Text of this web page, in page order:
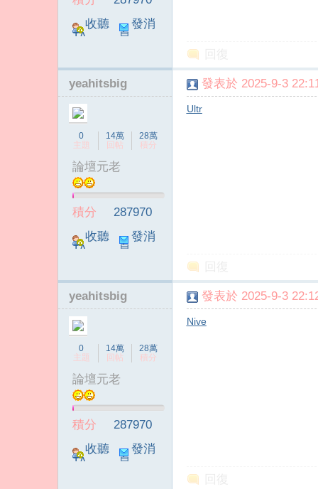
收聽
TA
發消
息
yeahitsbig
0
主題
14萬
回帖
28萬
積分
論壇元老
積分
287970
收聽
TA
發消
息
發表於 2025-9-3
Ultr
yeahitsbig
0
主題
14萬
回帖
28萬
積分
論壇元老
積分
287970
收聽
TA
發消
息
發表於 2025-9-3
Nive